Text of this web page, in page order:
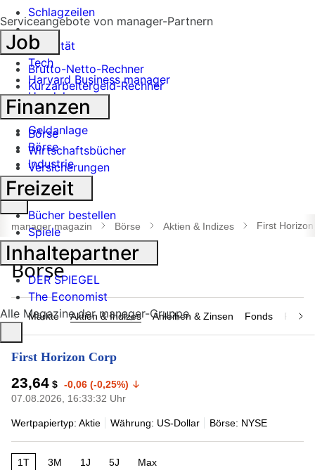
Schlagzeilen
Mobilität
Tech
Harvard Business manager
Handel
Banken
Geldanlage
Börse
Industrie
Suche
öffnen
manager magazin Börse Aktien & Indizes First
Märkte Aktien & Indizes Anleihen & Zinsen Fonds
First Horizon Corp
23,64 $ -0,06 (-0,25%)
07.08.2026, 16:33:32 Uhr
Wertpapiertyp: Aktie Währung: US-Dollar Börse: NYSE
1T 3M 1J 5J Max
Serviceangebote von manager-Partnern
Job
Brutto-Netto-Rechner
Kurzarbeitergeld-Rechner
Finanzen
Börse
Wirtschaftsbücher
Versicherungen
Freizeit
Bücher bestellen
Spiele
Inhaltepartner
DER SPIEGEL
The Economist
Alle Magazine der manager-Gruppe